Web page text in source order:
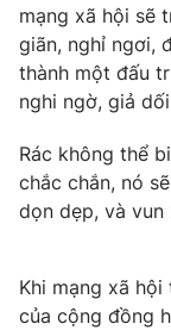
mạng xã hội sẽ
giãn, nghỉ ngơi,
thành một đấu
nghi ngờ, giả
Rác không thể
chắc chắn, nó
dọn dẹp, và
Khi mạng xã
của cộng đồng